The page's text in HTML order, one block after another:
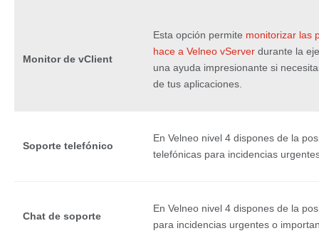
Monitor de vClient
Esta opción permite monitorizar las
hace a Velneo vServer durante la
una ayuda impresionante si
de tus aplicaciones.
Soporte telefónico
En Velneo nivel 4 dispones de la
telefónicas para incidencias
Chat de soporte
En Velneo nivel 4 dispones de la
para incidencias urgentes o